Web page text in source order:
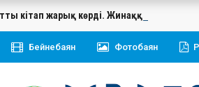
кітап жарық көрді. Жинаққа
Бейнебаян Фотобаян